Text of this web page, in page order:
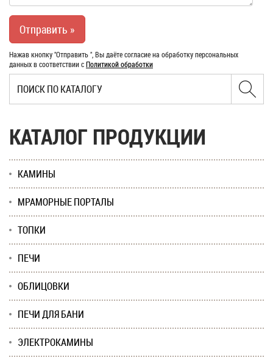
Нажав кнопку "Отправить ", Вы даёте согласие на обработку персональных
данных в соответствии сПолитикой обработки
КАТАЛОГ ПРОДУКЦИИ
КАМИНЫ
МРАМОРНЫЕ ПОРТАЛЫ
ТОПКИ
ПЕЧИ
ОБЛИЦОВКИ
ПЕЧИ ДЛЯ БАНИ
ЭЛЕКТРОКАМИНЫ